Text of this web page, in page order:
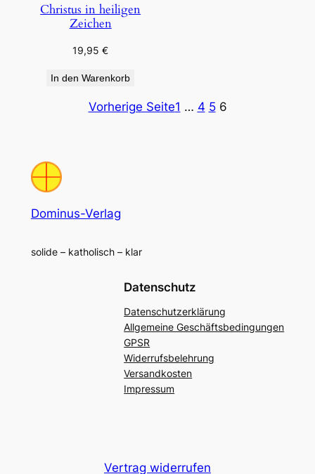
Christus in heiligen
Zeichen
19,95€
In den Warenkorb
Vorherige Seite1 … 4 5 6
Dominus-Verlag
solide – katholisch – klar
Datenschutz
Datenschutzerklärung
Allgemeine Geschäftsbedingungen
GPSR
Widerrufsbelehrung
Versandkosten
Impressum
Vertrag widerrufen